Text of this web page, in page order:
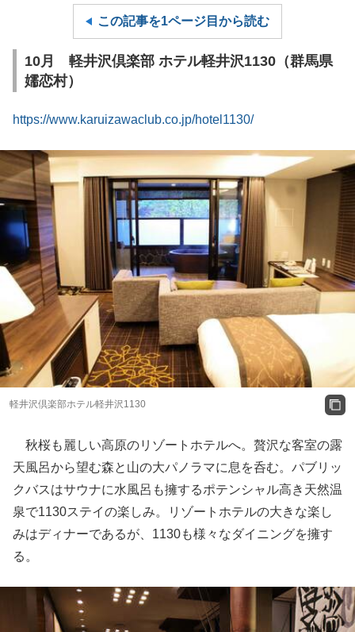
この記事を1ページ目から読む
10月 軽井沢倶楽部 ホテル軽井沢1130（群馬県
嬬恋村）
https://www.karuizawaclub.co.jp/hotel1130/
軽井沢倶楽部ホテル軽井沢1130
秋桜も麗しい高原のリゾートホテルへ。贅沢な客室の露
天風呂から望む森と山の大パノラマに息を呑む。パブリッ
クバスはサウナに水風呂も擁するポテンシャル高き天然温
泉で1130ステイの楽しみ。リゾートホテルの大きな楽し
みはディナーであるが、1130も様々なダイニングを擁す
る。